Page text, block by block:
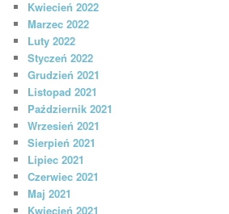
Kwiecień 2022
Marzec 2022
Luty 2022
Styczeń 2022
Grudzień 2021
Listopad 2021
Październik 2021
Wrzesień 2021
Sierpień 2021
Lipiec 2021
Czerwiec 2021
Maj 2021
Kwiecień 2021